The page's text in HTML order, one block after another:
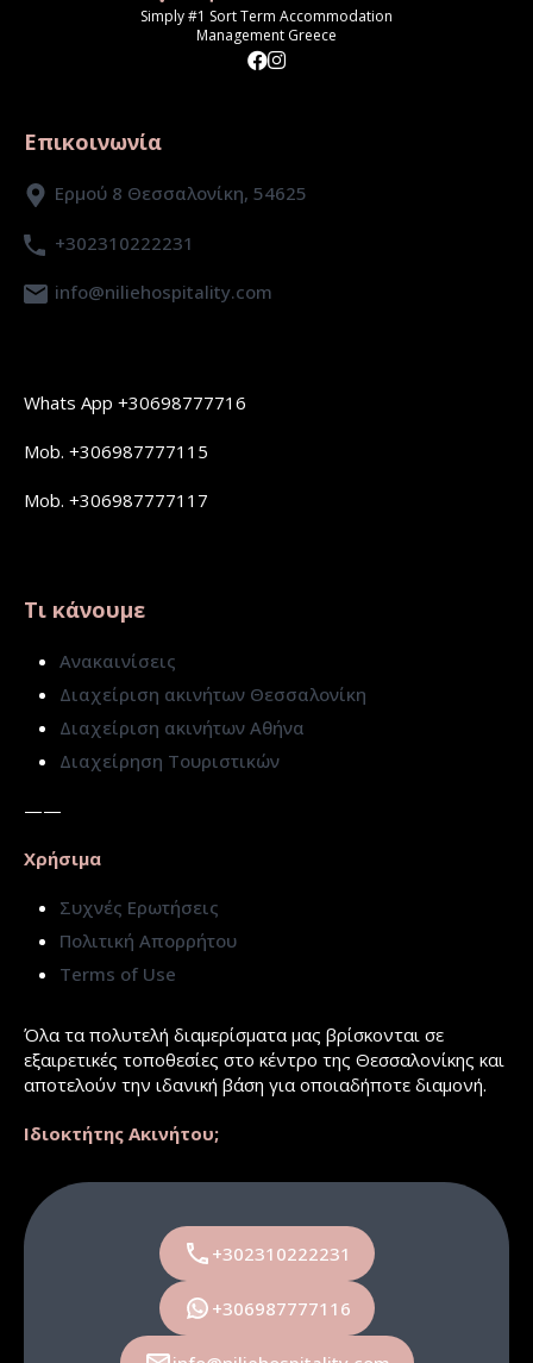
Simply #1 Sort Term Accommodation
Management Greece
Επικοινωνία
Ερμού 8 Θεσσαλονίκη, 54625
+302310222231
info@niliehospitality.com
Whats App +30698777716
Mob. +306987777115
Mob. +306987777117
Τι κάνουμε
Ανακαινίσεις
Διαχείριση ακινήτων Θεσσαλονίκη
Διαχείριση ακινήτων Αθήνα
Διαχείρηση Τουριστικών
——
Χρήσιμα
Συχνές Ερωτήσεις
Πολιτική Απορρήτου
Terms of Use
Όλα τα πολυτελή διαμερίσματα μας βρίσκονται σε
εξαιρετικές τοποθεσίες στο κέντρο της Θεσσαλονίκης και
αποτελούν την ιδανική βάση για οποιαδήποτε διαμονή.
Ιδιοκτήτης Ακινήτου;
+302310222231
+306987777116